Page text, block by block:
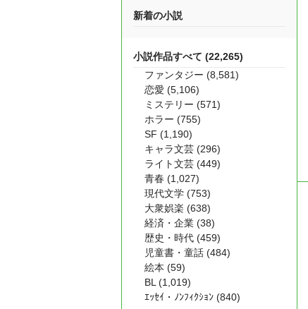
新着の小説
小説作品すべて (22,265)
ファンタジー (8,581)
恋愛 (5,106)
ミステリー (571)
ホラー (755)
SF (1,190)
キャラ文芸 (296)
ライト文芸 (449)
青春 (1,027)
現代文学 (753)
大衆娯楽 (638)
経済・企業 (38)
歴史・時代 (459)
児童書・童話 (484)
絵本 (59)
BL (1,019)
ｴｯｾｲ・ﾉﾝﾌｨｸｼｮﾝ (840)